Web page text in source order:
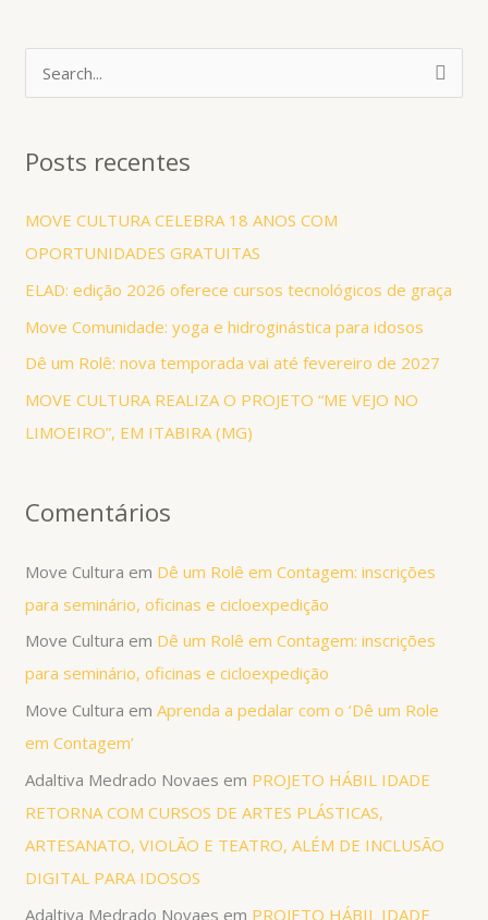
q
r
p
o
r
Posts recentes
MOVE CULTURA CELEBRA 18 ANOS COM
OPORTUNIDADES GRATUITAS
ELAD: edição 2026 oferece cursos tecnológicos de graça
Move Comunidade: yoga e hidroginástica para idosos
Dê um Rolê: nova temporada vai até fevereiro de 2027
MOVE CULTURA REALIZA O PROJETO “ME VEJO NO
LIMOEIRO”, EM ITABIRA (MG)
Comentários
Move Cultura em Dê um Rolê em Contagem: inscrições
para seminário, oficinas e cicloexpedição
Move Cultura em Dê um Rolê em Contagem: inscrições
para seminário, oficinas e cicloexpedição
Move Cultura emAprenda a pedalar com o ‘Dê um Role
em Contagem’
Adaltiva Medrado Novaes em PROJETO HÁBIL IDADE
RETORNA COM CURSOS DE ARTES PLÁSTICAS,
ARTESANATO, VIOLÃO E TEATRO, ALÉM DE INCLUSÃO
DIGITAL PARA IDOSOS
Adaltiva Medrado Novaes em PROJETO HÁBIL IDADE